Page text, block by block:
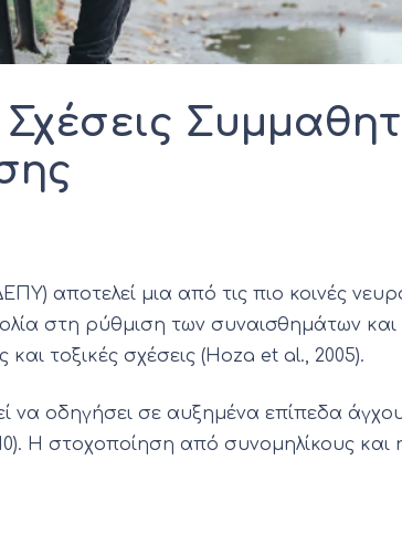
αποτελεί μια από τις πιο κοινές
στη ρύθμιση των συναισθημάτων και
τοξικές σχέσεις (Hoza et al., 2005).
να οδηγήσει σε αυξημένα επίπεδα
Η στοχοποίηση από συνομηλίκους και